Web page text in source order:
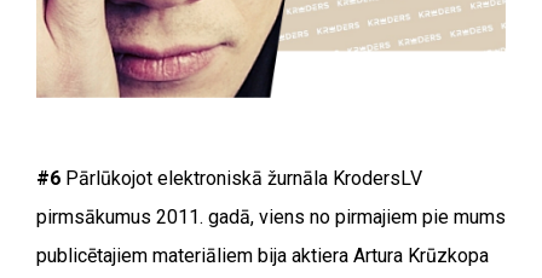
#6 Pārlūkojot elektroniskā žurnāla KrodersLV
pirmsākumus 2011. gadā, viens no pirmajiem pie mums
publicētajiem materiāliem bija aktiera Artura Krūzkopa